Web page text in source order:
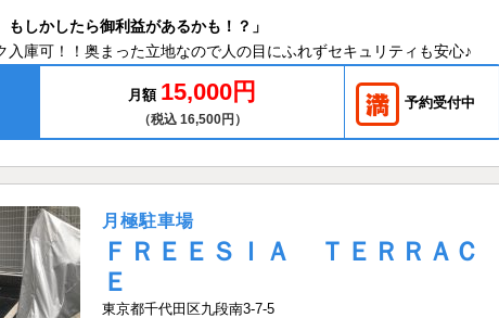
もしかしたら御利益があるかも！？」
入庫可！！奥まった立地なので人の目にふれずセキュリティも安心♪
月額 15,000円
（税込 16,500円）
予約受付中
月極駐車場
ＦＲＥＥＳＩＡ ＴＥＲＲＡＣ
Ｅ
東京都千代田区九段南3-7-5